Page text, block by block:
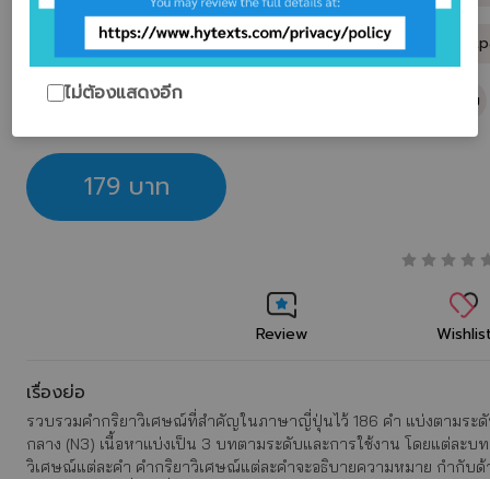
ภาษา / พจนานุกรม
179 บาท
Review
เรื่องย่อ
รวบรวมคำกริยาวิเศษณ์ที่สำคัญในภาษาญี่ปุ่นไว้ 186 คำ แบ่งตามระดั
กลาง (N3) เนื้อหาแบ่งเป็น 3 บทตามระดับและการใช้งาน โดยแต่ละ
วิเศษณ์แต่ละคำ คำกริยาวิเศษณ์แต่ละคำจะอธิบายความหมาย กำกับด้
ไม่ต้องแสดงอีก